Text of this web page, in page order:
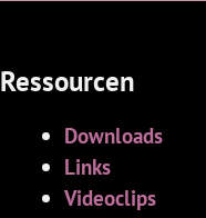
Ressourcen
Downloads
Links
Videoclips